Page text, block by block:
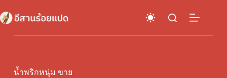
to
content
น้ำพริกหนุ่ม ขาย